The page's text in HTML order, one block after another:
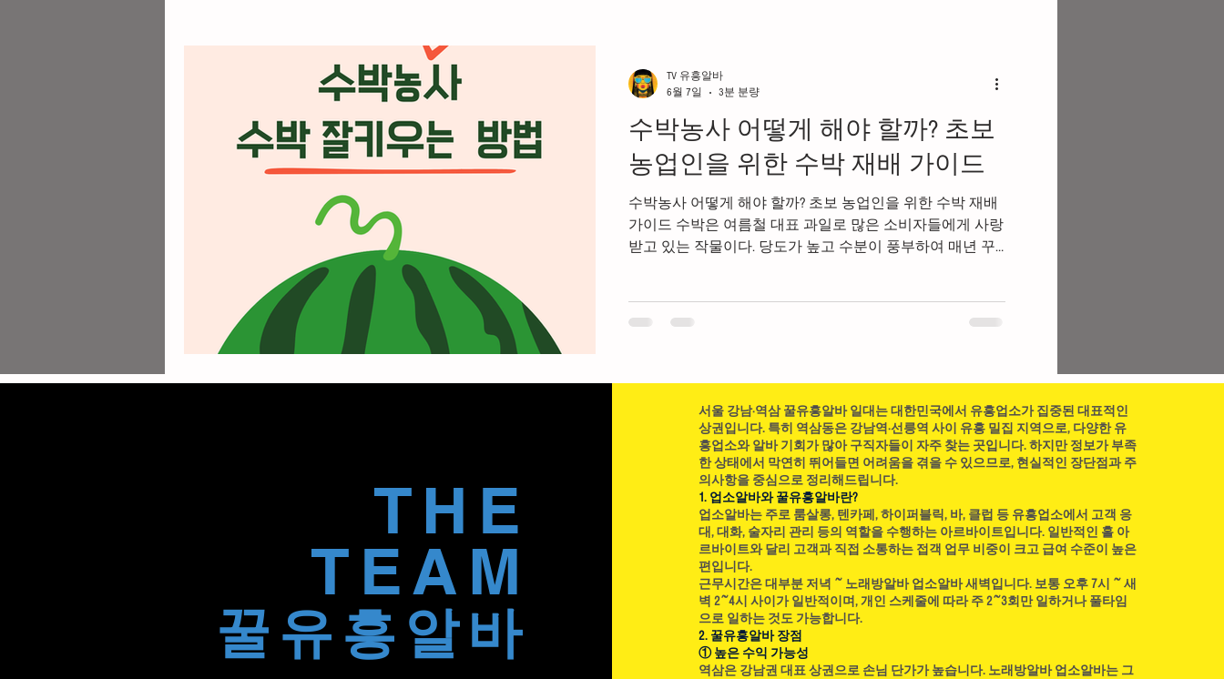
주점알바 여성알바
안양유흥알바 유흥알바가이드 평택유흥알바 평택유흥알바가이드 룸알바 유흥업소알바
유흥꿀알바 마사지구인 마사지알바 스웨디시구인
전국스웨디시알바 광주고수익알바
수박농사 어떻게 해야 할까? 초보
농업인을 위한 수박 재배 가이드
수박농사 어떻게 해야 할까? 초보 농업인을 위한 수박 재배
가이드 수박은 여름철 대표 과일로 많은 소비자들에게 사랑
받고 있는 작물이다. 당도가 높고 수분이 풍부하여 매년 꾸
아하는 작물이다. 하루 최소 6시간 이상 햇볕이 잘 드는 장
소를 선택해야 하며 배수가 좋은 토양이 적합하다. 수박농
사 물이 고이는 땅에서는 뿌리 부패가 발생할 수 있기 때문
에 밭을 만들 때 두둑을 높게 조성하는 것이 좋다. 토양 산도
는 pH 6.0~6.8 정도가 적당하며 심기 전 충분한
TV 유흥알바
6월 7일
3분 분량
THE
TEAM
꿀유흥​알바
서울 강남·역삼 꿀유흥알바 일대는 대한민국에서 유흥업소가 집중된 대표적인
상권입니다. 특히 역삼동은 강남역·선릉역 사이 유흥 밀집 지역으로, 다양한 유
흥업소와 알바 기회가 많아 구직자들이 자주 찾는 곳입니다. 하지만 정보가 부족
한 상태에서 막연히 뛰어들면 어려움을 겪을 수 있으므로, 현실적인 장단점과 주
의사항을 중심으로 정리해드립니다.
1. 업소알바와 꿀유흥알바란?
업소알바는 주로 룸살롱, 텐카페, 하이퍼블릭, 바, 클럽 등 유흥업소에서 고객 응
대, 대화, 술자리 관리 등의 역할을 수행하는 아르바이트입니다. 일반적인 홀 아
르바이트와 달리 고객과 직접 소통하는 접객 업무 비중이 크고 급여 수준이 높은
편입니다.
근무시간은 대부분 저녁 ~ 노래방알바 업소알바 새벽입니다. 보통 오후 7시 ~ 새
벽 2~4시 사이가 일반적이며, 개인 스케줄에 따라 주 2~3회만 일하거나 풀타임
으로 일하는 것도 가능합니다.
2. 꿀유흥알바 장점
① 높은 수익 가능성
역삼은 강남권 대표 상권으로 손님 단가가 높습니다. 노래방알바 업소알바는 그